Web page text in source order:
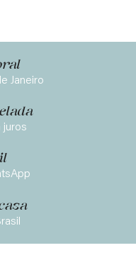
Janeiro
juros